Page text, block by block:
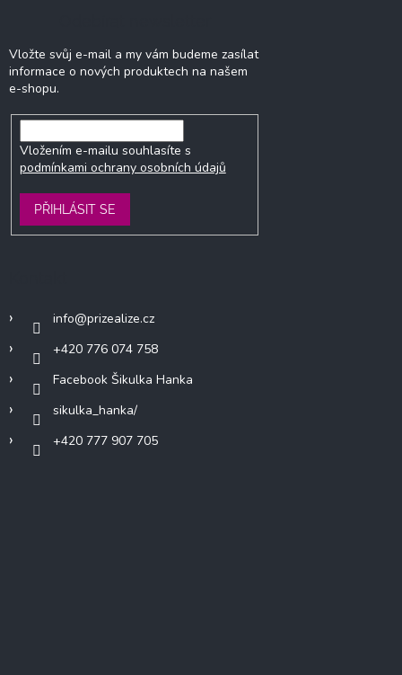
Vložte svůj e-mail a my vám budeme zasílat
informace o nových produktech na našem
e-shopu.
Vložením e-mailu souhlasíte s
podmínkami ochrany osobních údajů
PŘIHLÁSIT SE
info@prizealize.cz
+420 776 074 758
Facebook Šikulka Hanka
sikulka_hanka/
+420 777 907 705